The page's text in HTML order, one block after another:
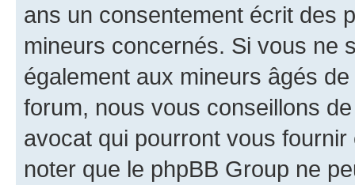
ans un consentement écrit des
mineurs concernés. Si vous ne
également aux mineurs âgés
forum, nous vous conseillons
avocat qui pourront vous
noter que le phpBB Group ne